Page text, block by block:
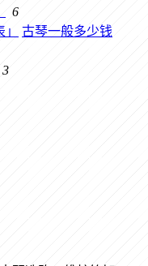
6
古琴一般多少钱
3